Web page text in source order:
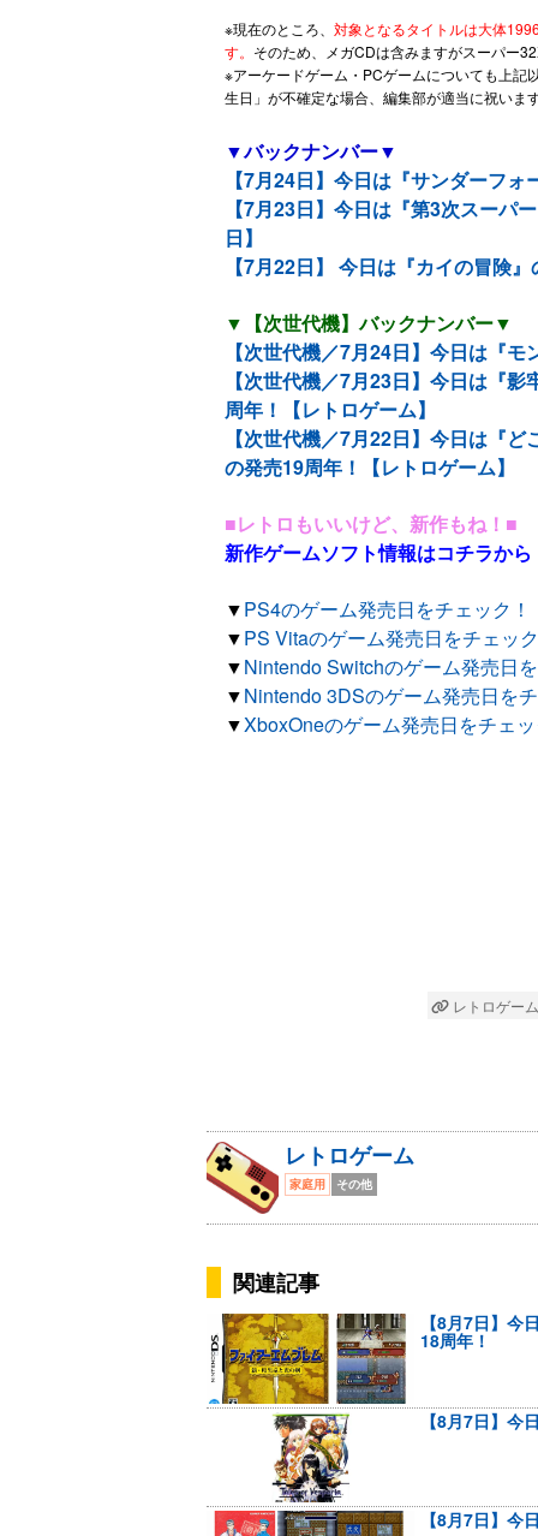
※現在のところ、 対象となるタイトルは大体
す。 そのため、メガCDは含みますがスーパー
※アーケードゲーム・PCゲームについても上記
生日」が不確定な場合、編集部が適当に祝いま
▼バックナンバー▼
【7月24日】今日は『サンダーフ
【7月23日】今日は『第3次スーパ
日】
【7月22日】 今日は『カイの冒険
▼【次世代機】バックナンバー▼
【次世代機／7月24日】今日は『
【次世代機／7月23日】今日は『
周年！【レトロゲーム】
【次世代機／7月22日】今日は『
の発売19周年！【レトロゲーム】
■レトロもいいけど、新作もね！■
新作ゲームソフト情報はコチラから
▼PS4のゲーム発売日をチェック！
▼PS Vitaのゲーム発売日をチェッ
▼Nintendo Switchのゲーム発売日
▼Nintendo 3DSのゲーム発売日を
▼XboxOneのゲーム発売日をチェ
レトロゲーム
レトロゲーム
家庭用 その他
関連記事
【8月7日】今
18周年！
【8月7日】
【8月7日】今